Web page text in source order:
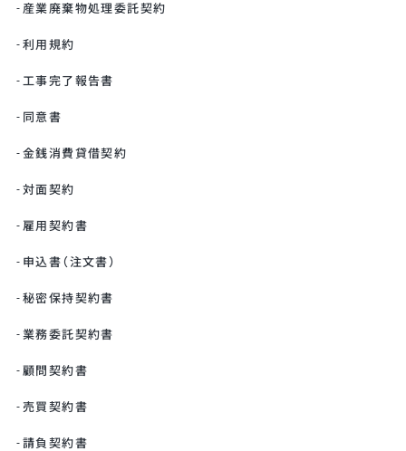
産業廃棄物処理委託契約
利用規約
工事完了報告書
同意書
金銭消費貸借契約
対面契約
雇用契約書
申込書（注文書）
秘密保持契約書
業務委託契約書
顧問契約書
売買契約書
請負契約書